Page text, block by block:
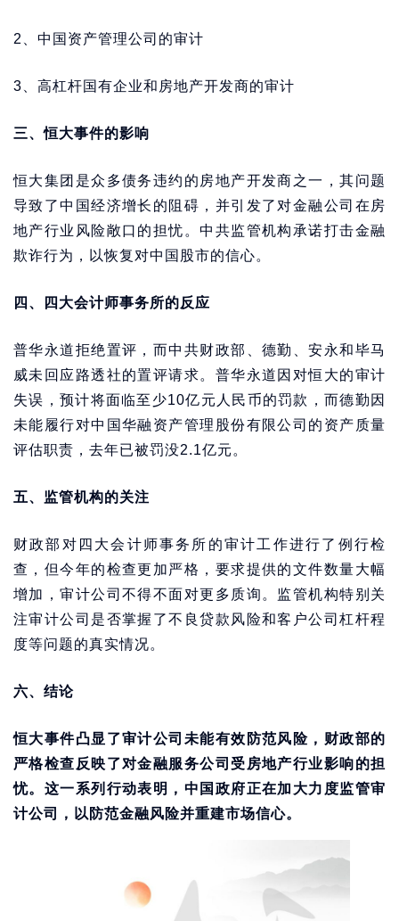
2、中国资产管理公司的审计
3、高杠杆国有企业和房地产开发商的审计
三、恒大事件的影响
恒大集团是众多债务违约的房地产开发商之一，其问题
导致了中国经济增长的阻碍，并引发了对金融公司在房
地产行业风险敞口的担忧。中共监管机构承诺打击金融
欺诈行为，以恢复对中国股市的信心。
四、四大会计师事务所的反应
普华永道拒绝置评，而中共财政部、德勤、安永和毕马
威未回应路透社的置评请求。普华永道因对恒大的审计
失误，预计将面临至少10亿元人民币的罚款，而德勤因
未能履行对中国华融资产管理股份有限公司的资产质量
评估职责，去年已被罚没2.1亿元。
五、监管机构的关注
财政部对四大会计师事务所的审计工作进行了例行检
查，但今年的检查更加严格，要求提供的文件数量大幅
增加，审计公司不得不面对更多质询。监管机构特别关
注审计公司是否掌握了不良贷款风险和客户公司杠杆程
度等问题的真实情况。
六、结论
恒大事件凸显了审计公司未能有效防范风险，财政部的
严格检查反映了对金融服务公司受房地产行业影响的担
忧。这一系列行动表明，中国政府正在加大力度监管审
计公司，以防范金融风险并重建市场信心。